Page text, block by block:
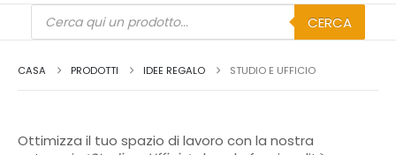
Products
search CERCA
CASA PRODOTTI IDEE REGALO STUDIO E UFFICIO
Ottimizza il tuo spazio di lavoro con la nostra